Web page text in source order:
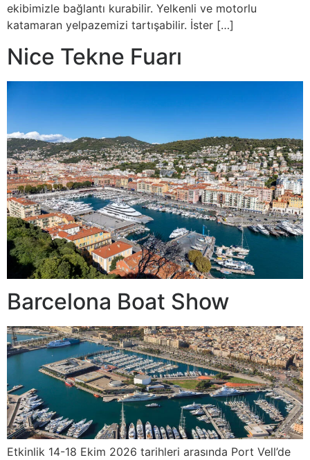
ekibimizle bağlantı kurabilir. Yelkenli ve motorlu
katamaran yelpazemizi tartışabilir. İster […]
Nice Tekne Fuarı
Barcelona Boat Show
Etkinlik 14-18 Ekim 2026 tarihleri arasında Port Vell’de